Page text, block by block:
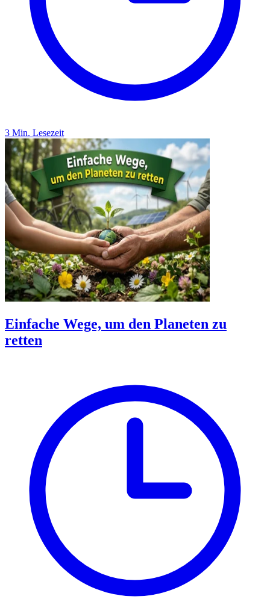
3 Min. Lesezeit
Einfache Wege, um den Planeten zu
retten